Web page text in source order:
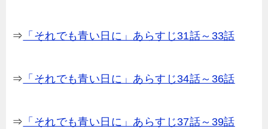
⇒ 「それでも青い日に」あらすじ31話～33話
⇒ 「それでも青い日に」あらすじ34話～36話
⇒ 「それでも青い日に」あらすじ37話～39話